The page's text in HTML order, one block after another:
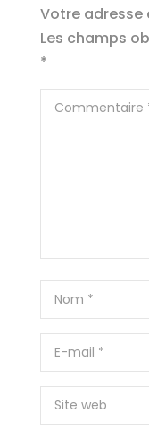
Votre adresse
Les champs
*